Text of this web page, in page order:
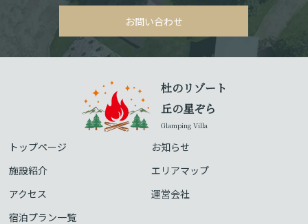
お問い合わせ
杜のリゾート
丘の星ぞら
Glamping Villa
トップページ
お知らせ
施設紹介
エリアマップ
アクセス
運営会社
宿泊プラン一覧